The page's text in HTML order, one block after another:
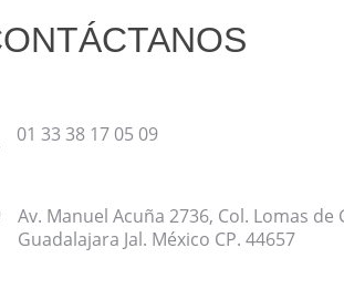
01 33 38 17 05 09
Av. Manuel Acuña 2736, Col. Lomas de
Guadalajara Jal. México CP. 44657